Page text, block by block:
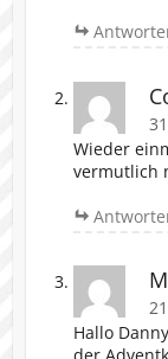
Wieder
vermutlich
Hallo